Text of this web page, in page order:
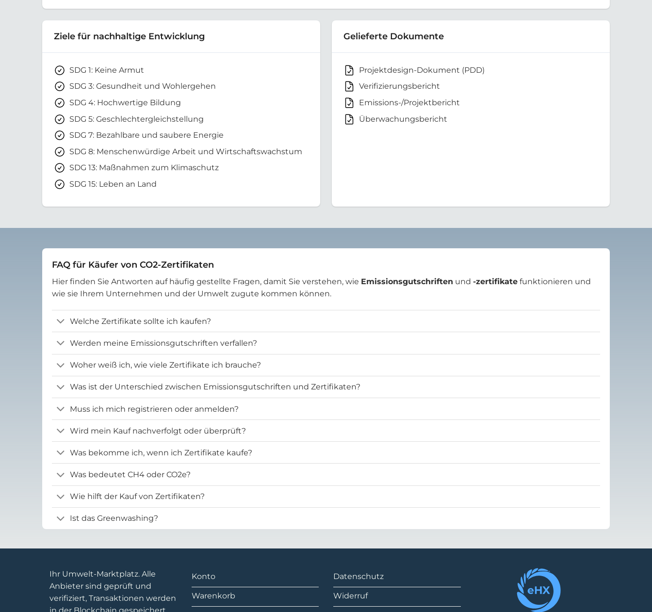
Ziele für nachhaltige Entwicklung
SDG 1: Keine Armut
SDG 3: Gesundheit und Wohlergehen
SDG 4: Hochwertige Bildung
SDG 5: Geschlechtergleichstellung
SDG 7: Bezahlbare und saubere Energie
SDG 8: Menschenwürdige Arbeit und Wirtschaftswachstum
SDG 13: Maßnahmen zum Klimaschutz
SDG 15: Leben an Land
Gelieferte Dokumente
Projektdesign-Dokument (PDD)
Verifizierungsbericht
Emissions-/Projektbericht
Überwachungsbericht
FAQ für Käufer von CO2-Zertifikaten
Hier finden Sie Antworten auf häufig gestellte Fragen, damit Sie verstehen, wie Emissionsgutschriften und -zertifikate funktionieren und
wie sie Ihrem Unternehmen und der Umwelt zugute kommen können.
Welche Zertifikate sollte ich kaufen?
Werden meine Emissionsgutschriften verfallen?
Woher weiß ich, wie viele Zertifikate ich brauche?
Was ist der Unterschied zwischen Emissionsgutschriften und Zertifikaten?
Muss ich mich registrieren oder anmelden?
Wird mein Kauf nachverfolgt oder überprüft?
Was bekomme ich, wenn ich Zertifikate kaufe?
Was bedeutet CH4 oder CO2e?
Wie hilft der Kauf von Zertifikaten?
Ist das Greenwashing?
Ihr Umwelt-Marktplatz. Alle
Anbieter sind geprüft und
verifiziert, Transaktionen werden
Konto
Warenkorb
Datenschutz
Widerruf